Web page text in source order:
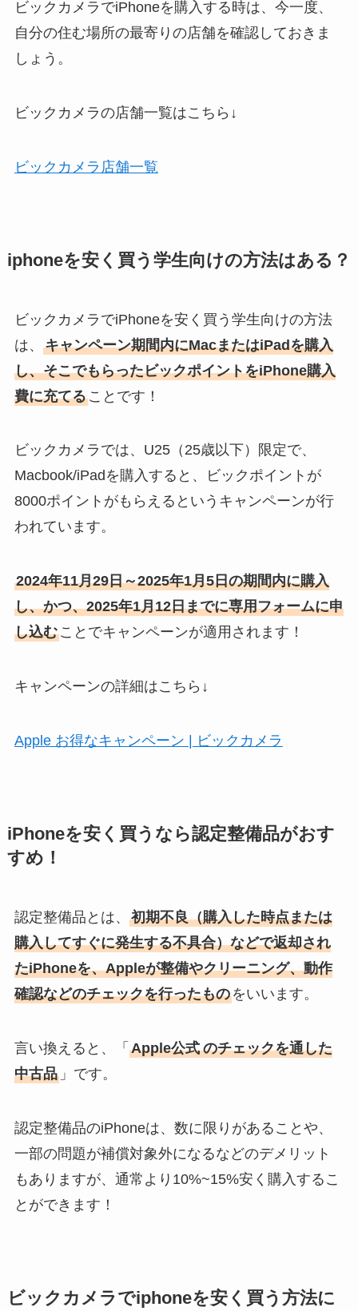
ビックカメラでiPhoneを購入する時は、今一度、
自分の住む場所の最寄りの店舗を確認しておきま
しょう。
ビックカメラの店舗一覧はこちら↓
ビックカメラ店舗一覧
iphoneを安く買う学生向けの方法はある？
ビックカメラでiPhoneを安く買う学生向けの方法
は、 キャンペーン期間内にMacまたはiPadを購入
し、そこでもらったビックポイントをiPhone購入
費に充てることです！
ビックカメラでは、U25（25歳以下）限定で、
Macbook/iPadを購入すると、ビックポイントが
8000ポイントがもらえるというキャンペーンが行
われています。
2024年11月29日～2025年1月5日の期間内に購入
し、かつ、2025年1月12日までに専用フォームに申
し込むことでキャンペーンが適用されます！
キャンペーンの詳細はこちら↓
Apple お得なキャンペーン | ビックカメラ
iPhoneを安く買うなら認定整備品がおす
すめ！
認定整備品とは、 初期不良（購入した時点または
購入してすぐに発生する不具合）などで返却され
たiPhoneを、Appleが整備やクリーニング、動作
確認などのチェックを行ったものをいいます。
言い換えると、「 Apple公式 のチェックを通した
中古品」です。
認定整備品のiPhoneは、数に限りがあることや、
一部の問題が補償対象外になるなどのデメリット
もありますが、通常より10%~15%安く購入するこ
とができます！
ビックカメラでiphoneを安く買う方法に